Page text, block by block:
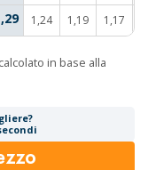
1,24 1,19 1,17
in base alla